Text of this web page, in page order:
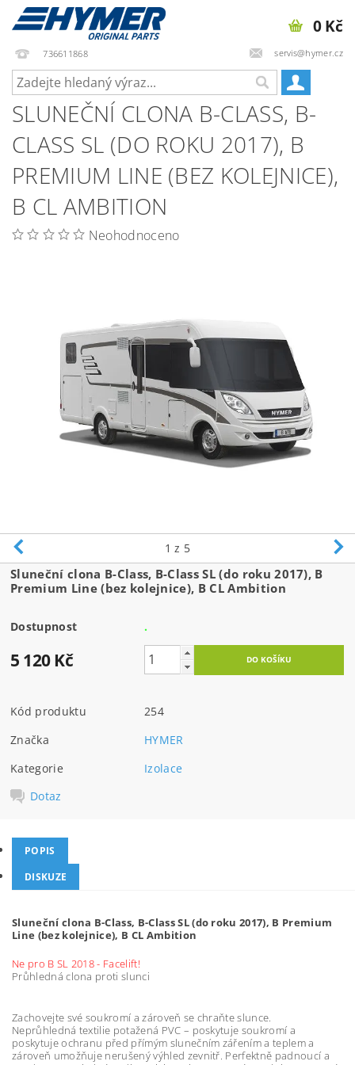
736611868 servis@hymer.cz
0 Kč
SLUNEČNÍ CLONA B-CLASS, B-
CLASS SL (DO ROKU 2017), B
PREMIUM LINE (BEZ KOLEJNICE),
B CL AMBITION
Neohodnoceno
1 z 5
Sluneční clona B-Class, B-Class SL (do roku 2017), B
Premium Line (bez kolejnice), B CL Ambition
Dostupnost .
5 120 Kč
Kód produktu
254
Značka
HYMER
Kategorie
Izolace
Dotaz
POPIS
DISKUZE
Sluneční clona B-Class, B-Class SL (do roku 2017), B Premium
Line (bez kolejnice), B CL Ambition
Ne pro B SL 2018 - Facelift!
Průhledná clona proti slunci
Zachovejte své soukromí a zároveň se chraňte slunce.
Neprůhledná textilie potažená PVC – poskytuje soukromí a
poskytuje ochranu před přímým slunečním zářením a teplem a
zároveň umožňuje nerušený výhled zevnitř. Perfektně padnoucí a